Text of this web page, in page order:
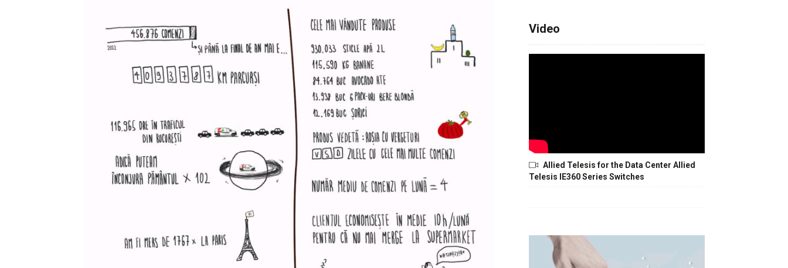
Video
Allied Telesis for the Data Center Allied
Telesis IE360 Series Switches